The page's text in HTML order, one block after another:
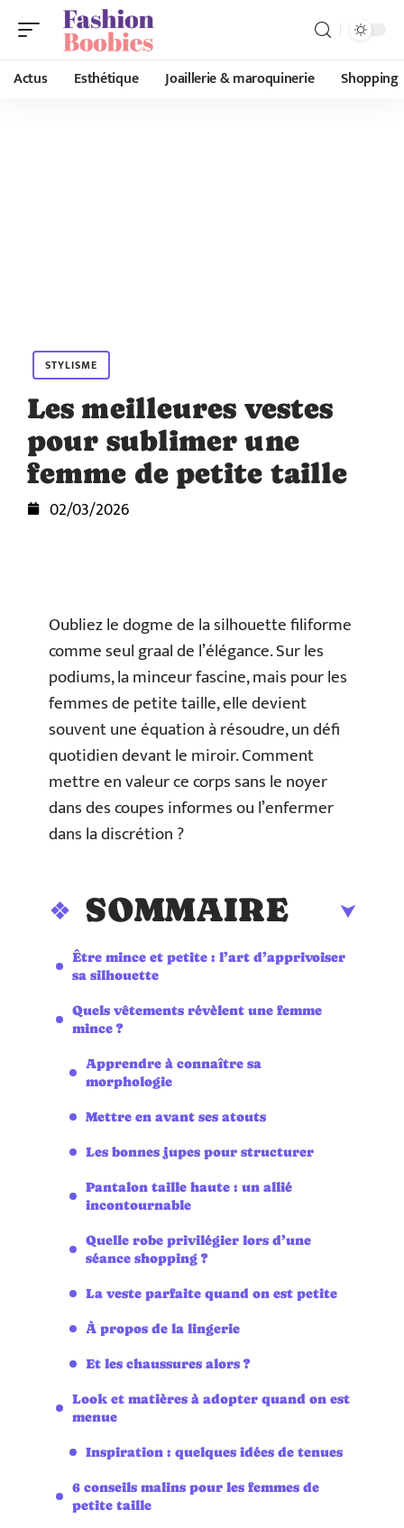
Actus Esthétique Joaillerie & maroquinerie Shopping
STYLISME
Les meilleures vestes
pour sublimer une
femme de petite taille
02/03/2026
Oubliez le dogme de la silhouette filiforme
comme seul graal de l’élégance. Sur les
podiums, la minceur fascine, mais pour les
femmes de petite taille, elle devient
souvent une équation à résoudre, un défi
quotidien devant le miroir. Comment
mettre en valeur ce corps sans le noyer
dans des coupes informes ou l’enfermer
dans la discrétion ?
SOMMAIRE
Être mince et petite : l’art d’apprivoiser
sa silhouette
Quels vêtements révèlent une femme
mince ?
Apprendre à connaître sa
morphologie
Mettre en avant ses atouts
Les bonnes jupes pour structurer
Pantalon taille haute : un allié
incontournable
Quelle robe privilégier lors d’une
séance shopping ?
La veste parfaite quand on est petite
À propos de la lingerie
Et les chaussures alors ?
Look et matières à adopter quand on est
menue
Inspiration : quelques idées de tenues
6 conseils malins pour les femmes de
petite taille